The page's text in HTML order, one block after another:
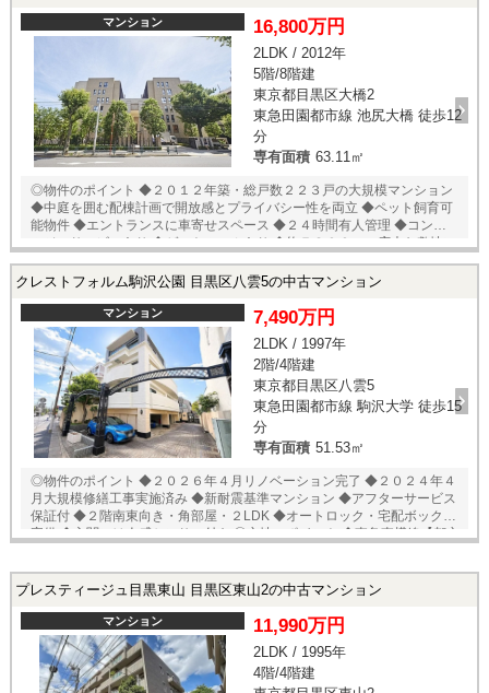
ァミリーマート 小浦目黒青葉台店 徒歩３分 ◆トモズ 中目黒店 徒
歩５分 ◆目黒川 徒歩３分 ★売主様居住中の為、内覧予約受付中！ 当店
までお電話いただくか、もしくは24時間対応可能「内覧予約・お問い合
わせ」フォームよりお問い合わせ下さい！ ご来店が困難な場合は、ご希
望場所でのお待ち合わせも可能です。
マンション 16,800万円
2LDK / 2012年
5階/8階建
東京都目黒区大橋2
東急田園都市線 池尻大橋 徒歩12
分
専有面積 63.11㎡
◎物件のポイント ◆２０１２年築・総戸数２２３戸の大規模マンション
◆中庭を囲む配棟計画で開放感とプライバシー性を両立 ◆ペット飼育可
能物件 ◆エントランスに車寄せスペース ◆２４時間有人管理 ◆コンシェ
ルジュサービスあり ◆ゲストルームあり ◆約７８００㎡の広大な敷地に
前】徒歩５分 ◆東急田園都市線【池尻大橋】徒歩１２分 ◆まいばすけっ
ンイレブン 駒場大橋店 徒歩３分 ◆ローソン 駒場１丁目店 徒歩５
分 ◆駒場公園 徒歩８分 □共視聴施設負担金：２２０円/月 ★売主様居住
中の為、内覧予約受付中！ 当店までお電話いただくか、もしくは24時間
対応可能「内覧予約・お問い合わせ」フォームよりお問い合わせ下さ
い！ ご来店が困難な場合は、ご希望場所でのお待ち合わせも可能です。
クレストフォルム駒沢公園 目黒区八雲5の中古マンション
マンション 7,490万円
2LDK / 1997年
2階/4階建
東京都目黒区八雲5
東急田園都市線 駒沢大学 徒歩15
分
専有面積 51.53㎡
◎物件のポイント ◆２０２６年４月リノベーション完了 ◆２０２４年４
月大規模修繕工事実施済み ◆新耐震基準マンション ◆アフターサービス
保証付 ◆２階南東向き・角部屋・２LDK ◆オートロック・宅配ボックス
完備 ◆玄関には人感センサー付き ◎立地のポイント ◆東急東横線【都立
ルローソン 目黒八雲5丁目店 徒歩7分 ◆トモズ 駒沢店 徒歩17分 ◆
★即日内覧可能物件！お好きな日時でご内覧可能！★ 当店までお電話い
ただくか、もしくは24時間対応可能「内覧予約・お問い合わせ」フォー
ムよりお問い合わせ下さい！業務に精通したスタッフが丁寧に対応致し
ます。ご来店が困難な場合は、ご希望場所でのお待ち合わせも可能で
プレスティージュ目黒東山 目黒区東山2の中古マンション
マンション 11,990万円
2LDK / 1995年
4階/4階建